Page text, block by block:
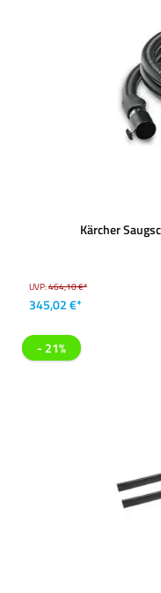
Kärcher
UVP:464,10 €*
345,02 €*
- 21%